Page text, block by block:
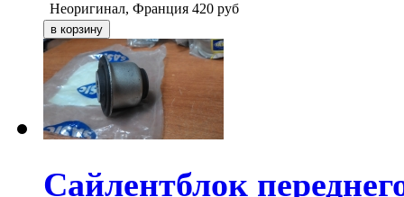
Неоригинал, Франция 420 руб
Сайлентблок